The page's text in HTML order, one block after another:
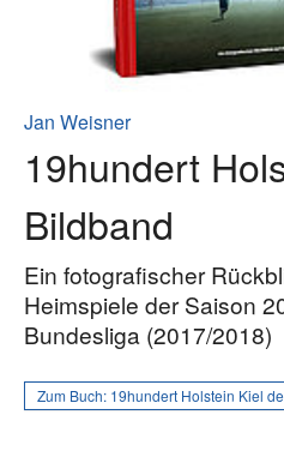
Jan Weisner
19hundert
Bildband
Ein fotografischer
Heimspiele der Saison
Bundesliga (2017/2018)
Zum Buch: 19hundert Holstein Kiel